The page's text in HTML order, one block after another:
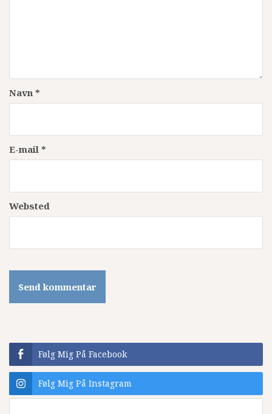
Navn *
E-mail *
Websted
Følg Mig På Facebook
Følg Mig På Instagram